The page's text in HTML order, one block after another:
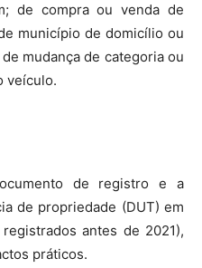
de compra ou venda de
município de domicílio ou
mudança de categoria ou
veículo.
de registro e a
de propriedade (DUT) em
antes de 2021),
práticos.